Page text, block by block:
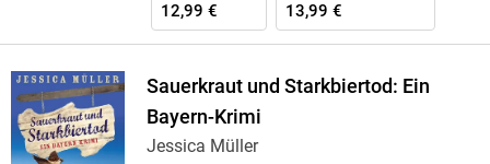
12,99 €
13,99 €
Sauerkraut und Starkbiertod: Ein
Bayern-Krimi
Jessica Müller